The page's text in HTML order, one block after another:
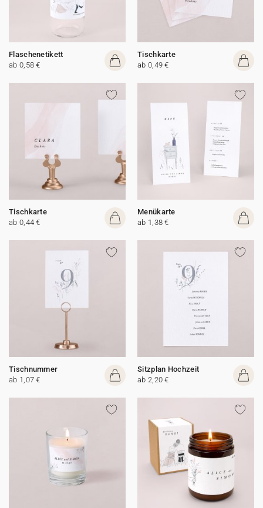
Flaschenetikett
ab 0,58 €
Tischkarte
ab 0,49 €
Tischkarte
ab 0,44 €
Menükarte
ab 1,38 €
Tischnummer
ab 1,07 €
Sitzplan Hochzeit
ab 2,20 €